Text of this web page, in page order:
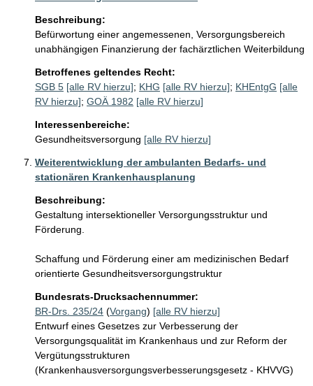
Beschreibung:
Befürwortung einer angemessenen, Versorgungsbereich
unabhängigen Finanzierung der fachärztlichen Weiterbildung
Betroffenes geltendes Recht:
SGB 5 [alle RV hierzu]; KHG [alle RV hierzu]; KHEntgG [alle
RV hierzu]; GOÄ 1982 [alle RV hierzu]
Interessenbereiche:
Gesundheitsversorgung [alle RV hierzu]
Weiterentwicklung der ambulanten Bedarfs- und
stationären Krankenhausplanung
Beschreibung:
Gestaltung intersektioneller Versorgungsstruktur und
Förderung.
Schaffung und Förderung einer am medizinischen Bedarf
orientierte Gesundheitsversorgungstruktur
Bundesrats-Drucksachennummer:
BR-Drs. 235/24 (Vorgang) [alle RV hierzu]
Entwurf eines Gesetzes zur Verbesserung der
Versorgungsqualität im Krankenhaus und zur Reform der
Vergütungsstrukturen
(Krankenhausversorgungsverbesserungsgesetz - KHVVG)